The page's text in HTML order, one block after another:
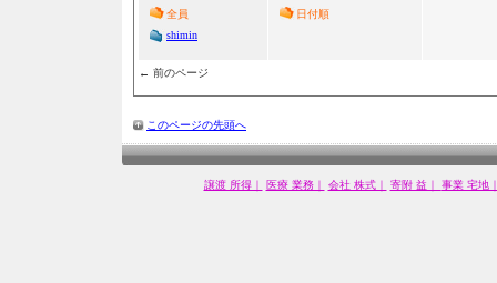
全員
shimin
日付順
← 前のページ
このページの先頭へ
譲渡 所得｜ 医療 業務｜ 会社 株式｜ 寄附 益｜ 事業 宅地